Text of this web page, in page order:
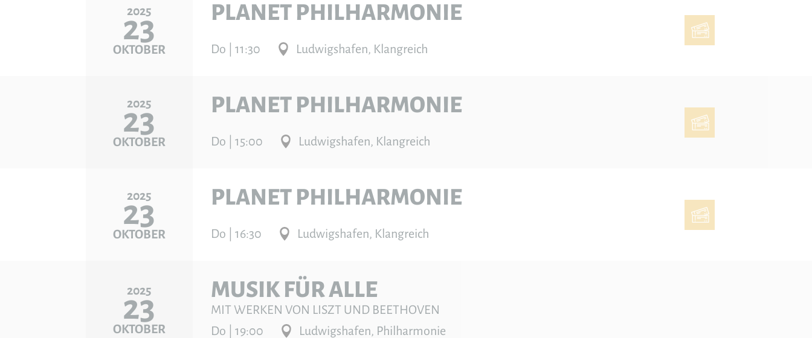
23
OKTOBER
2025 PLANET PHILHARMONIE
Do | 11:30 Ludwigshafen, Klangreich
23
OKTOBER
2025 PLANET PHILHARMONIE
Do | 15:00 Ludwigshafen, Klangreich
23
OKTOBER
2025 PLANET PHILHARMONIE
Do | 16:30 Ludwigshafen, Klangreich
23
OKTOBER
2025 MUSIK FÜR ALLE
MIT WERKEN VON LISZT UND BEETHOVEN
Do | 19:00
Ludwigshafen, Philharmonie